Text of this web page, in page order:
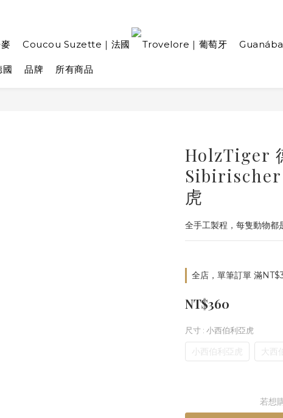
Coucou Suzette｜法國 Trovelore｜葡萄牙
品牌 所有商品
HolzTiger
Sibirischer
虎
全手工製程，每隻動物都
全店，單筆訂單 滿
NT$360
尺寸 : 小西伯利亞虎
小西伯利亞虎 大西
若想